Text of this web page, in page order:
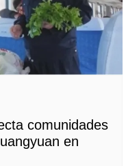
comunidades
en